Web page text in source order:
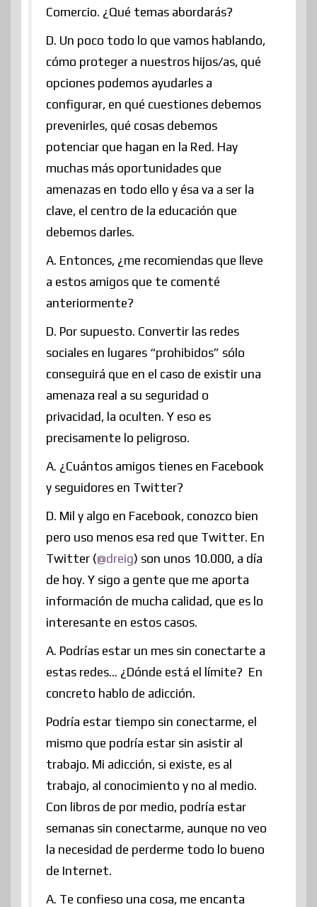
Comercio. ¿Qué temas abordarás?
D. Un poco todo lo que vamos hablando,
cómo proteger a nuestros hijos/as, qué
opciones podemos ayudarles a
configurar, en qué cuestiones debemos
prevenirles, qué cosas debemos
potenciar que hagan en la Red. Hay
muchas más oportunidades que
amenazas en todo ello y ésa va a ser la
clave, el centro de la educación que
debemos darles.
A. Entonces, ¿me recomiendas que lleve
a estos amigos que te comenté
anteriormente?
D. Por supuesto. Convertir las redes
sociales en lugares “prohibidos” sólo
conseguirá que en el caso de existir una
amenaza real a su seguridad o
privacidad, la oculten. Y eso es
precisamente lo peligroso.
A. ¿Cuántos amigos tienes en Facebook
y seguidores en Twitter?
D. Mil y algo en Facebook, conozco bien
pero uso menos esa red que Twitter. En
Twitter (@dreig) son unos 10.000, a día
de hoy. Y sigo a gente que me aporta
información de mucha calidad, que es lo
interesante en estos casos.
A. Podrías estar un mes sin conectarte a
estas redes… ¿Dónde está el límite? En
concreto hablo de adicción.
Podría estar tiempo sin conectarme, el
mismo que podría estar sin asistir al
trabajo. Mi adicción, si existe, es al
trabajo, al conocimiento y no al medio.
Con libros de por medio, podría estar
semanas sin conectarme, aunque no veo
la necesidad de perderme todo lo bueno
de Internet.
A. Te confieso una cosa, me encanta